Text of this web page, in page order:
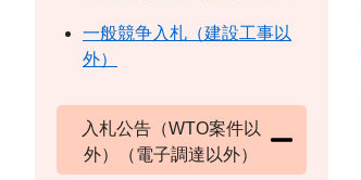
一般競争入札（建設工事以
外）
入札公告（WTO案件以
外）（電子調達以外）